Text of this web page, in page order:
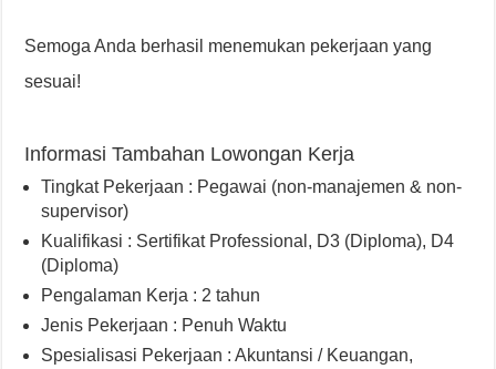
Semoga Anda berhasil menemukan pekerjaan yang
sesuai!
Informasi Tambahan Lowongan Kerja
Tingkat Pekerjaan : Pegawai (non-manajemen & non-
supervisor)
Kualifikasi : Sertifikat Professional, D3 (Diploma), D4
(Diploma)
Pengalaman Kerja : 2 tahun
Jenis Pekerjaan : Penuh Waktu
Spesialisasi Pekerjaan : Akuntansi / Keuangan,